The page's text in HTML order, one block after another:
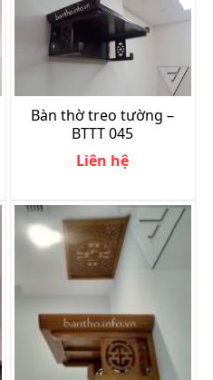
Bàn thờ treo tường –
BTTT 045
Liên hệ